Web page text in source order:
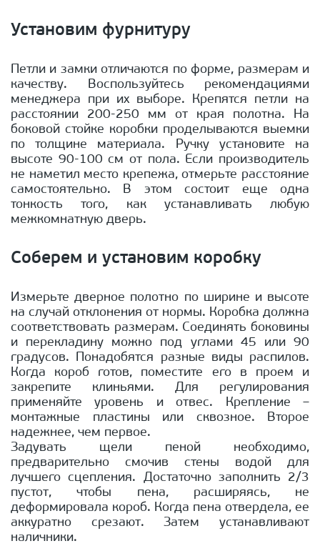
Установим фурнитуру
Петли и замки отличаются по форме, размерам и
качеству. Воспользуйтесь рекомендациями
менеджера при их выборе. Крепятся петли на
расстоянии 200-250 мм от края полотна. На
боковой стойке коробки проделываются выемки
по толщине материала. Ручку установите на
высоте 90-100 см от пола. Если производитель
не наметил место крепежа, отмерьте расстояние
самостоятельно. В этом состоит еще одна
тонкость того, как устанавливать любую
межкомнатную дверь.
Соберем и установим коробку
Измерьте дверное полотно по ширине и высоте
на случай отклонения от нормы. Коробка должна
соответствовать размерам. Соединять боковины
и перекладину можно под углами 45 или 90
градусов. Понадобятся разные виды распилов.
Когда короб готов, поместите его в проем и
закрепите клиньями. Для регулирования
применяйте уровень и отвес. Крепление –
монтажные пластины или сквозное. Второе
надежнее, чем первое.
Задувать щели пеной необходимо,
предварительно смочив стены водой для
лучшего сцепления. Достаточно заполнить 2/3
пустот, чтобы пена, расширяясь, не
деформировала короб. Когда пена отвердела, ее
аккуратно срезают. Затем устанавливают
наличники.